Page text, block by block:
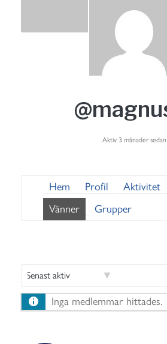
Aktiv 3 månader sedan
Hem Profil Aktivitet
Vänner
Grupper
Inga medlemmar hittades.